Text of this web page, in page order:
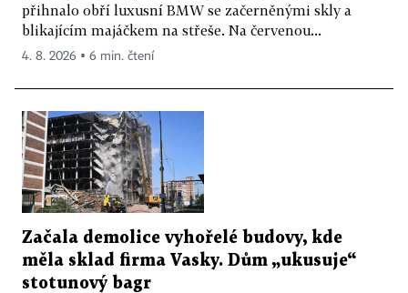
přihnalo obří luxusní BMW se začerněnými skly a
blikajícím majáčkem na střeše. Na červenou...
4. 8. 2026 ▪ 6 min. čtení
Začala demolice vyhořelé budovy, kde
měla sklad firma Vasky. Dům „ukusuje“
stotunový bagr